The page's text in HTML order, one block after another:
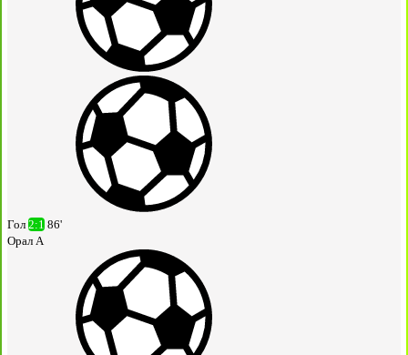
Гол 2:1 86'
Орал А